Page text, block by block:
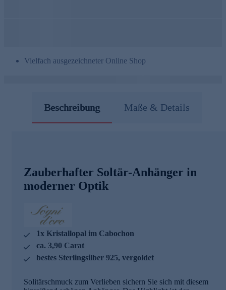
Vielfach ausgezeichneter Online Shop
Beschreibung Maße & Details
Zauberhafter Soltär-Anhänger in
moderner Optik
1x Kristallopal im Cabochon
ca. 3,90 Carat
bestes Sterlingsilber 925, vergoldet
Solitärschmuck zum Verlieben sichern Sie sich mit diesem